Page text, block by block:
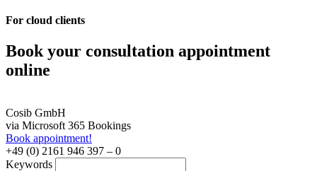
For cloud clients
Book your consultation appointment
online
Cosib GmbH
via Microsoft 365 Bookings
Book appointment!
+49 (0) 2161 946 397 – 0
Keywords